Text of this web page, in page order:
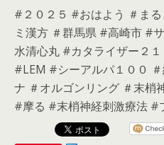
#２０２５ #おはよう ＃ま
ミ漢方 ＃群馬県 #高崎市 #
水清心丸 #カタライザー２
#LEM #シーアルパ１００
ナ ＃オルゴンリング ＃末梢
#摩る #末梢神経刺激療法 #